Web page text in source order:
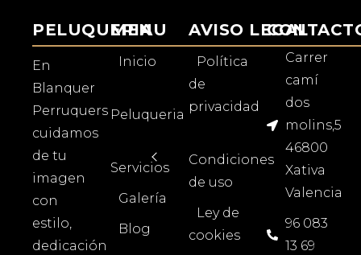
PELUQUERIA
En
Blanquer
Perruquers
cuidamos
de tu
imagen
con
estilo,
dedicación
MENU
Inicio
Peluqueria
Servicios
Galería
Blog
AVISO LEGAL
Política
de
privacidad
Condiciones
de uso
Ley de
cookies
Carrer
camí
dos
molins,5
46800
Xativa
Valencia
96 083
13 69